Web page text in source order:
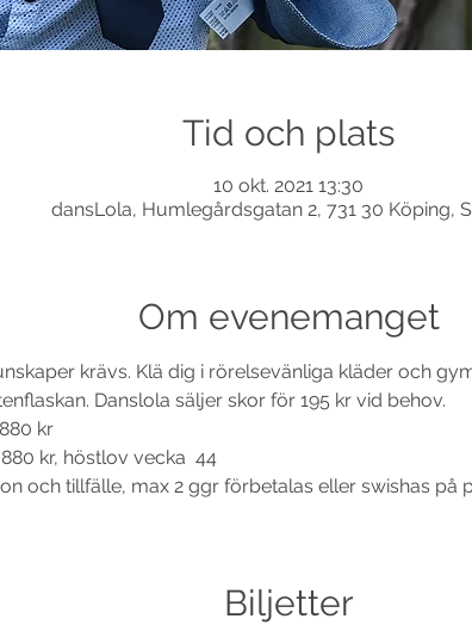
Tid och plats
10 okt. 2021 13:30
dansLola, Humlegårdsgatan 2, 731 30 Köping,
Om evenemanget
krävs. Klä dig i rörelsevänliga kläder och
Danslola säljer skor för 195 kr vid behov.
kr
kr, höstlov vecka  44
och tillfälle, max 2 ggr förbetalas eller swishas på
Biljetter